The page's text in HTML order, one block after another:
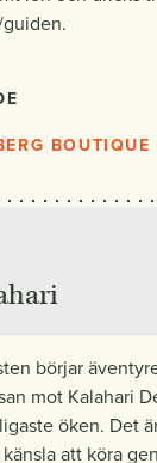
BOUTIQUE
börjar
mot Kalahari
öken. Det
att köra